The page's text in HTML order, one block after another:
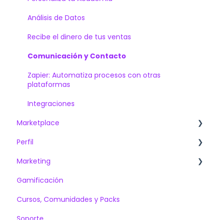
Análisis de Datos
Recibe el dinero de tus ventas
Comunicación y Contacto
Zapier: Automatiza procesos con otras
plataformas
Integraciones
Marketplace
Conoce más
Perfil
Datos Personales
Idioma y Zona Horaria
Elige el tema de tu interfaz
Marketing
Emails
Automatizaciones
Gamificación
Cursos, Comunidades y Packs